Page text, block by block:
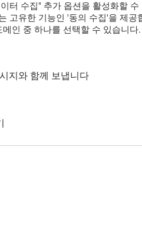
터 수집" 추가 옵션을 활성화할
고유한 기능인 '동의 수집'을 제
인 중 하나를 선택할 수 있습니
지와 함께 보냅니다